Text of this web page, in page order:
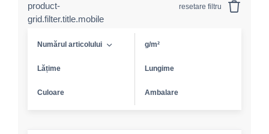
product-
grid.filter.title.mobile
resetare filtru
Numărul articolului g/m²
Lățime Lungime
Culoare Ambalare